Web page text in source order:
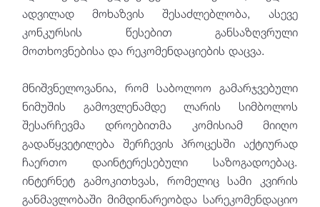
ადვილად მოხაზვის შესაძლებლობა, ასევე
კონკურსის წესებით განსაზღვრული
მოთხოვნებისა და რეკომენდაციების დაცვა.
მნიშვნელოვანია, რომ საბოლოო გამარჯვებული
ნიმუშის გამოვლენამდე ლარის სიმბოლოს
შესარჩევმა დროებითმა კომისიამ მიიღო
გადაწყვეტილება შერჩევის პროცესში აქტიურად
ჩაერთო დაინტერესებული საზოგადოებაც.
ინტერნეტ გამოკითხვას, რომელიც სამი კვირის
განმავლობაში მიმდინარეობდა სარეკომენდაციო